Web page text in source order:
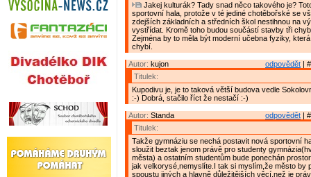
Jakej kulturák? Tady snad něco takového je?
sportovní hala, protože v té jediné chotěbořské se
zdejších základních a středních škol nestihnou na
vystřídat. Kromě toho budou součástí stavby tři
Zejména by to měla být moderní učebna fyziky,
chybí.
odpovědět |
Autor: kujon
Titulek:
Kupodivu je, je to taková větší budova vedle
:-) Dobrá, stačilo říct že nestačí :-)
odpovědět |
Autor: Standa
Titulek:
Takže gymnáziu se nechá postavit nová sportovní
sloužit beztak jenom právě pro studenty
města) a ostatním studentům bude ponechán
jak velkorysé,nemyslíte.I tak si myslím,že město by
spoustu jiných a hlavně důležitějších věcí,než je